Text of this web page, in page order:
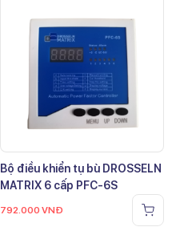
Bộ điều khiển tụ bù DROSSELN
MATRIX 6 cấp PFC-6S
792.000 VNĐ